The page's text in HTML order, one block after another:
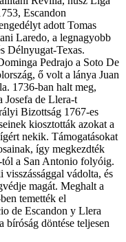
Escandon
adott Tomas
Laredo, a legnagyobb
Délnyugat-Texas.
Pedrajo a Soto De
ő volt a lánya Juan
1736-ban halt meg,
Josefa de Llera-t
Bizottság 1767-es
kiosztották azokat a
nekik. Támogatásokat
így megkezdték
tól a San Antonio folyóig.
vádolta, és
magát. Meghalt a
temették el
de Escandon y Llera
bíróság döntése teljesen